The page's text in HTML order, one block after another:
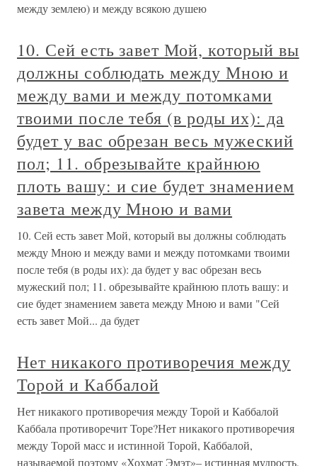
между землею) и между всякою душею
10. Сей есть завет Мой, который вы
должны соблюдать между Мною и
между вами и между потомками
твоими после тебя (в роды их): да
будет у вас обрезан весь мужеский
пол; 11. обрезывайте крайнюю
плоть вашу: и сие будет знамением
завета между Мною и вами
10. Сей есть завет Мой, который вы должны соблюдать
между Мною и между вами и между потомками твоими
после тебя (в роды их): да будет у вас обрезан весь
мужеский пол; 11. обрезывайте крайнюю плоть вашу: и
сие будет знамением завета между Мною и вами "Сей
есть завет Мой... да будет
Нет никакого противоречия между
Торой и Каббалой
Нет никакого противоречия между Торой и Каббалой
Каббала противоречит Торе?Нет никакого противоречия
между Торой масс и истинной Торой, Каббалой,
называемой поэтому «Хохмат Эмэт»– истинная мудрость,